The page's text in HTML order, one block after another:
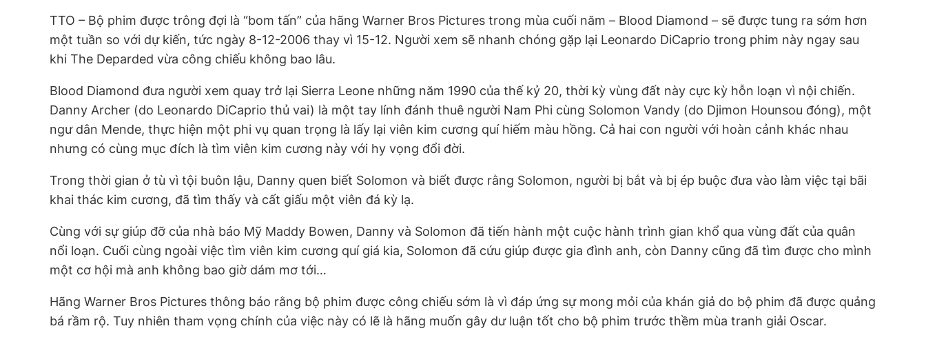
TTO – Bộ phim được trông đợi là “bom tấn” của hãng Warner Bros Pictures trong mùa cuối năm – Blood Diamond – sẽ được tung ra sớm hơn
một tuần so với dự kiến, tức ngày 8-12-2006 thay vì 15-12. Người xem sẽ nhanh chóng gặp lại Leonardo DiCaprio trong phim này ngay sau
khi The Deparded vừa công chiếu không bao lâu.
Blood Diamond đưa người xem quay trở lại Sierra Leone những năm 1990 của thế kỷ 20, thời kỳ vùng đất này cực kỳ hỗn loạn vì nội chiến.
Danny Archer (do Leonardo DiCaprio thủ vai) là một tay lính đánh thuê người Nam Phi cùng Solomon Vandy (do Djimon Hounsou đóng), một
ngư dân Mende, thực hiện một phi vụ quan trọng là lấy lại viên kim cương quí hiếm màu hồng. Cả hai con người với hoàn cảnh khác nhau
nhưng có cùng mục đích là tìm viên kim cương này với hy vọng đổi đời.
Trong thời gian ở tù vì tội buôn lậu, Danny quen biết Solomon và biết được rằng Solomon, người bị bắt và bị ép buộc đưa vào làm việc tại bãi
khai thác kim cương, đã tìm thấy và cất giấu một viên đá kỳ lạ.
Cùng với sự giúp đỡ của nhà báo Mỹ Maddy Bowen, Danny và Solomon đã tiến hành một cuộc hành trình gian khổ qua vùng đất của quân
nổi loạn. Cuối cùng ngoài việc tìm viên kim cương quí giá kia, Solomon đã cứu giúp được gia đình anh, còn Danny cũng đã tìm được cho mình
một cơ hội mà anh không bao giờ dám mơ tới…
Hãng Warner Bros Pictures thông báo rằng bộ phim được công chiếu sớm là vì đáp ứng sự mong mỏi của khán giả do bộ phim đã được quảng
bá rầm rộ. Tuy nhiên tham vọng chính của việc này có lẽ là hãng muốn gây dư luận tốt cho bộ phim trước thềm mùa tranh giải Oscar.